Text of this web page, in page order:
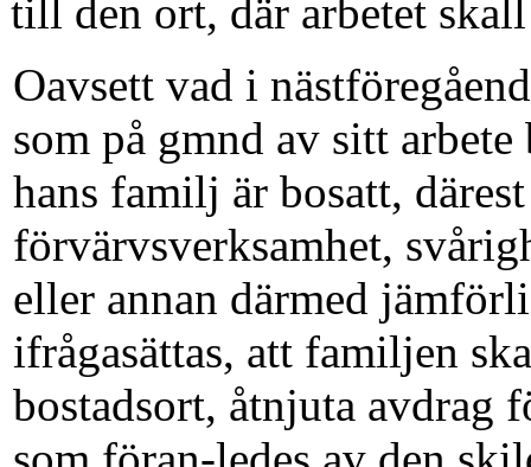
till den ort, där arbetet
Oavsett vad i
som på gmnd av sitt
hans familj är bosatt,
förvärvsverksamhet,
eller annan därmed
ifrågasättas, att familjen
bostadsort, åtnjuta avdrag